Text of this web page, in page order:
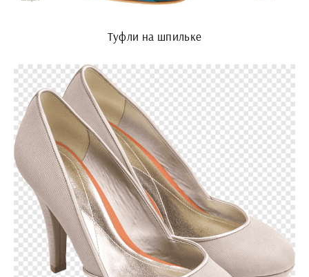
Туфли на шпильке